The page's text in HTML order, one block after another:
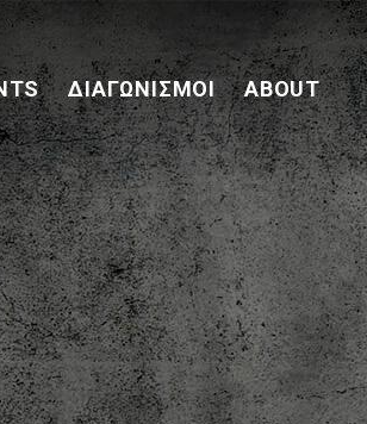
ΔΙΑΓΩΝΙΣΜΟΊ ABOUT